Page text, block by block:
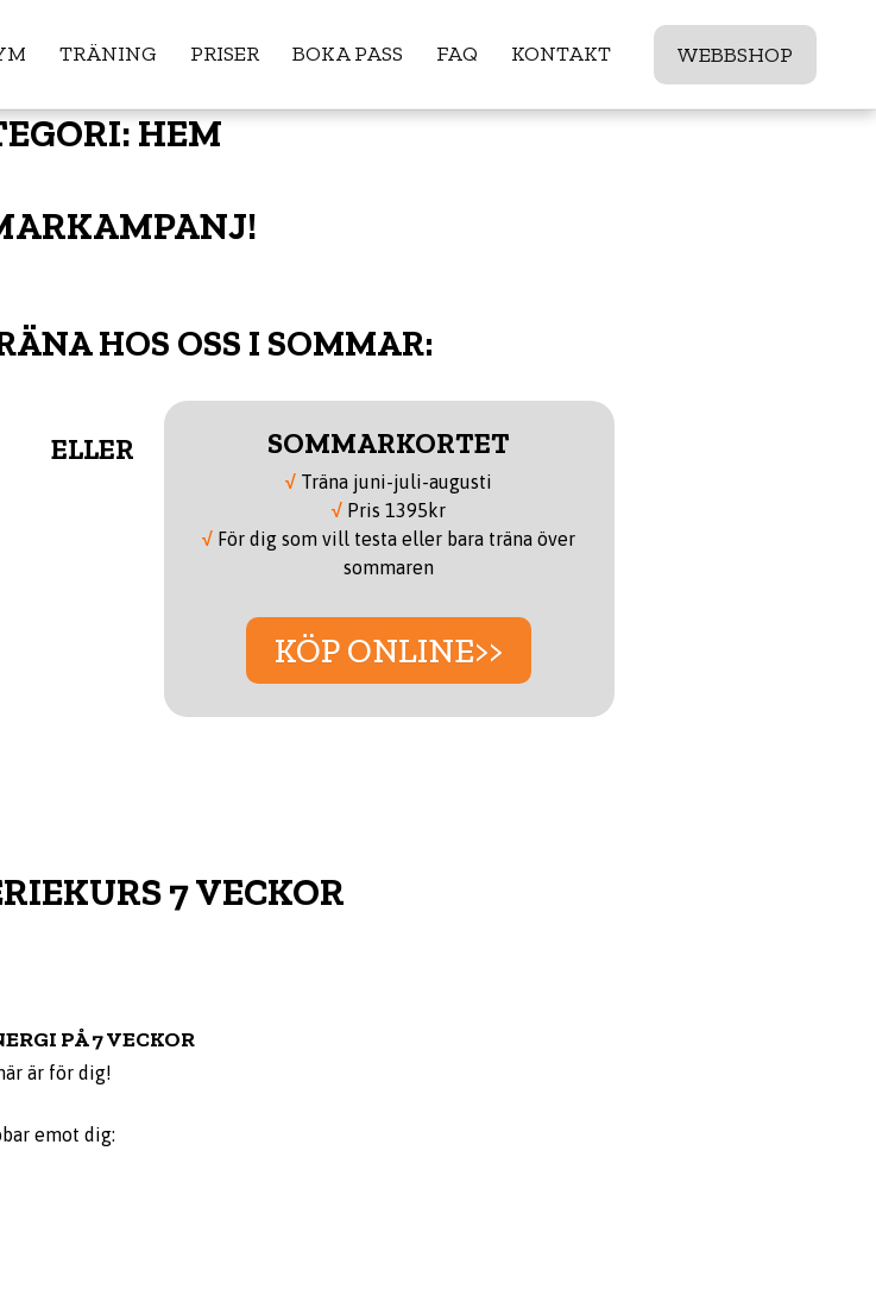
TRÄNING PRISER BOKA PASS FAQ KONTAKT WEBBSHOP
HEM
HOS OSS I SOMMAR:
ELLER SOMMARKORTET
√ Träna juni-juli-augusti
√ Pris 1395kr
√ För dig som vill testa eller bara träna över
sommaren
KÖP ONLINE>>
7 VECKOR
PÅ 7 VECKOR
är för dig!
emot dig: